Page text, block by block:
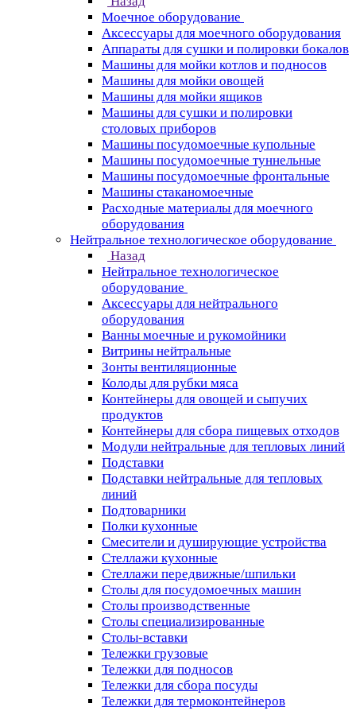
Моечное оборудование
Аксессуары для моечного оборудования
Аппараты для сушки и полировки бокалов
Машины для мойки котлов и подносов
Машины для мойки овощей
Машины для мойки ящиков
Машины для сушки и полировки
столовых приборов
Машины посудомоечные купольные
Машины посудомоечные туннельные
Машины посудомоечные фронтальные
Машины стаканомоечные
Расходные материалы для моечного
оборудования
Нейтральное технологическое оборудование
Назад
Нейтральное технологическое
оборудование
Аксессуары для нейтрального
оборудования
Ванны моечные и рукомойники
Витрины нейтральные
Зонты вентиляционные
Колоды для рубки мяса
Контейнеры для овощей и сыпучих
продуктов
Контейнеры для сбора пищевых отходов
Модули нейтральные для тепловых линий
Подставки
Подставки нейтральные для тепловых
линий
Подтоварники
Полки кухонные
Смесители и душирующие устройства
Стеллажи кухонные
Стеллажи передвижные/шпильки
Столы для посудомоечных машин
Столы производственные
Столы специализированные
Столы-вставки
Тележки грузовые
Тележки для подносов
Тележки для сбора посуды
Тележки для термоконтейнеров